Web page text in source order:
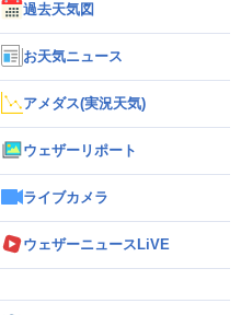
過去天気図
お天気ニュース
アメダス(実況天気)
ウェザーリポート
ライブカメラ
ウェザーニュースLiVE